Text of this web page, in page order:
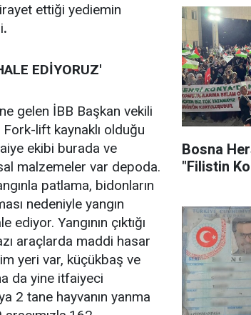
ettiği yediemin
.
EDİYORUZ'
gelen İBB Başkan vekili
lift kaynaklı olduğu
ekibi burada ve
malzemeler var depoda.
patlama, bidonların
nedeniyle yangın
Yangının çıktığı
araçlarda maddi hasar
yeri var, küçükbaş ve
da yine itfaiyeci
2 tane hayvanın yanma
Bosna
"Filistin